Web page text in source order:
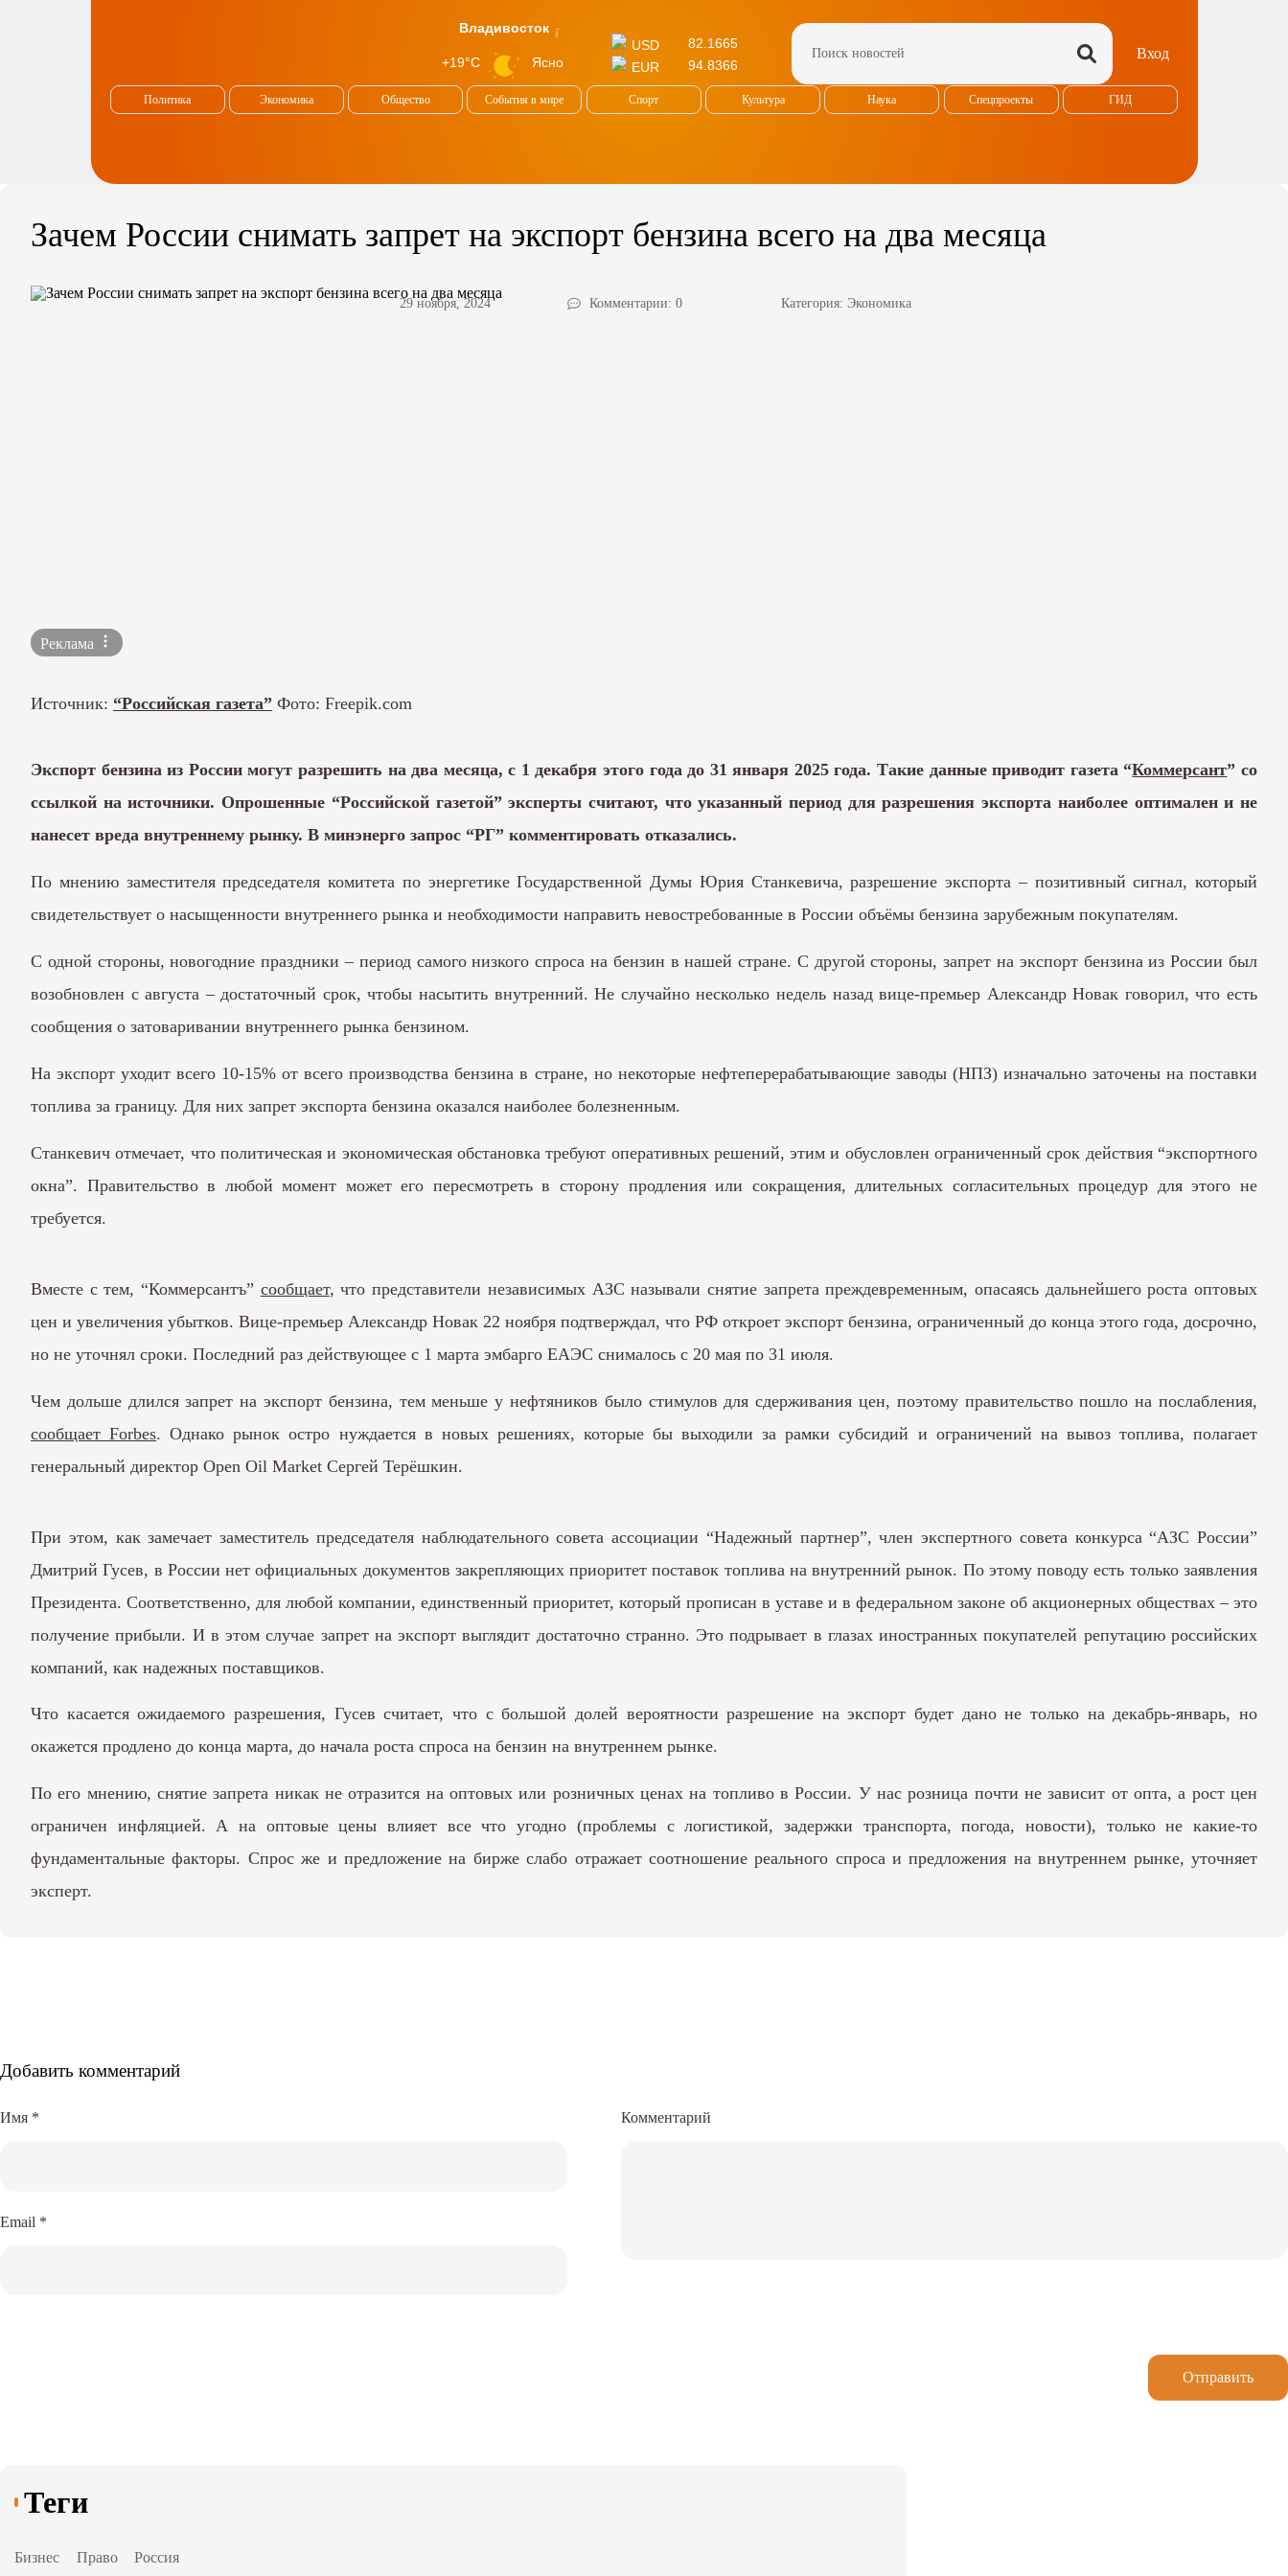
Владивосток
+19°C Ясно
USD
82.1665
EUR
94.8366
Вход
Политика Экономика Общество События в мире Спорт Культура Наука Спецпроекты ГИД
Зачем России снимать запрет на экспорт бензина всего на два месяца
29 ноября, 2024 Комментарии: 0 Категория:Экономика
Реклама
Источник: “Российская газета” Фото: Freepik.com
Экспорт бензина из России могут разрешить на два месяца, с 1 декабря этого года до 31 января 2025 года. Такие данные приводит газета “Коммерсант” со
ссылкой на источники. Опрошенные “Российской газетой” эксперты считают, что указанный период для разрешения экспорта наиболее оптимален и не
нанесет вреда внутреннему рынку. В минэнерго запрос “РГ” комментировать отказались.
По мнению заместителя председателя комитета по энергетике Государственной Думы Юрия Станкевича, разрешение экспорта – позитивный сигнал, который
свидетельствует о насыщенности внутреннего рынка и необходимости направить невостребованные в России объёмы бензина зарубежным покупателям.
С одной стороны, новогодние праздники – период самого низкого спроса на бензин в нашей стране. С другой стороны, запрет на экспорт бензина из России был
возобновлен с августа – достаточный срок, чтобы насытить внутренний. Не случайно несколько недель назад вице-премьер Александр Новак говорил, что есть
сообщения о затоваривании внутреннего рынка бензином.
На экспорт уходит всего 10-15% от всего производства бензина в стране, но некоторые нефтеперерабатывающие заводы (НПЗ) изначально заточены на поставки
топлива за границу. Для них запрет экспорта бензина оказался наиболее болезненным.
Станкевич отмечает, что политическая и экономическая обстановка требуют оперативных решений, этим и обусловлен ограниченный срок действия “экспортного
окна”. Правительство в любой момент может его пересмотреть в сторону продления или сокращения, длительных согласительных процедур для этого не
требуется.
Вместе с тем, “Коммерсантъ” сообщает, что представители независимых АЗС называли снятие запрета преждевременным, опасаясь дальнейшего роста оптовых
цен и увеличения убытков. Вице-премьер Александр Новак 22 ноября подтверждал, что РФ откроет экспорт бензина, ограниченный до конца этого года, досрочно,
но не уточнял сроки. Последний раз действующее с 1 марта эмбарго ЕАЭС снималось с 20 мая по 31 июля.
Чем дольше длился запрет на экспорт бензина, тем меньше у нефтяников было стимулов для сдерживания цен, поэтому правительство пошло на послабления,
сообщает Forbes. Однако рынок остро нуждается в новых решениях, которые бы выходили за рамки субсидий и ограничений на вывоз топлива, полагает
генеральный директор Open Oil Market Сергей Терёшкин.
При этом, как замечает заместитель председателя наблюдательного совета ассоциации “Надежный партнер”, член экспертного совета конкурса “АЗС России”
Дмитрий Гусев, в России нет официальных документов закрепляющих приоритет поставок топлива на внутренний рынок. По этому поводу есть только заявления
Президента. Соответственно, для любой компании, единственный приоритет, который прописан в уставе и в федеральном законе об акционерных обществах – это
получение прибыли. И в этом случае запрет на экспорт выглядит достаточно странно. Это подрывает в глазах иностранных покупателей репутацию российских
компаний, как надежных поставщиков.
Что касается ожидаемого разрешения, Гусев считает, что с большой долей вероятности разрешение на экспорт будет дано не только на декабрь-январь, но
окажется продлено до конца марта, до начала роста спроса на бензин на внутреннем рынке.
По его мнению, снятие запрета никак не отразится на оптовых или розничных ценах на топливо в России. У нас розница почти не зависит от опта, а рост цен
ограничен инфляцией. А на оптовые цены влияет все что угодно (проблемы с логистикой, задержки транспорта, погода, новости), только не какие-то
фундаментальные факторы. Спрос же и предложение на бирже слабо отражает соотношение реального спроса и предложения на внутреннем рынке, уточняет
эксперт.
Добавить комментарий
Комментарий
Имя *
Email *
Отправить
Теги
Бизнес Право Россия